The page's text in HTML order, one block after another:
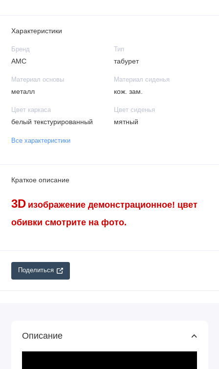
Характеристики
Бренд
АМС
Тип
табурет
Материал основы
металл
Материал сиденья
кож. зам.
Цвет каркаса
белый текстурированный
Цвет сиденья
мятный
Все характеристики
Краткое описание
3D изображение демонстрационное! цвет
обивки смотрите на фото.
Поделиться
Описание